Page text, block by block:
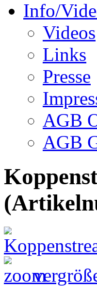
Info/
Videos
Links
Presse
AGB
AGB